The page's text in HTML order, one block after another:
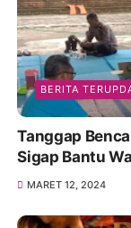
BERITA
Tanggap
Sigap Bantu
MARET 12, 2024